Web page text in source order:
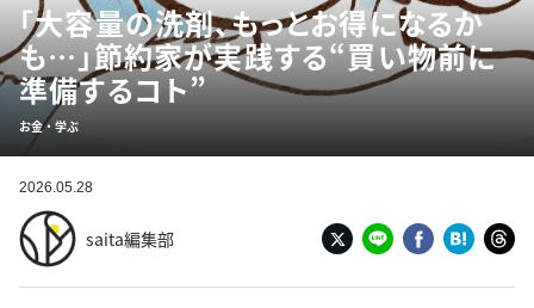
「大容量の洗剤、もっとお得になるか
も…」節約家が実践する“買い物前に
準備するコト”
お金・学ぶ
2026.05.28
saita編集部